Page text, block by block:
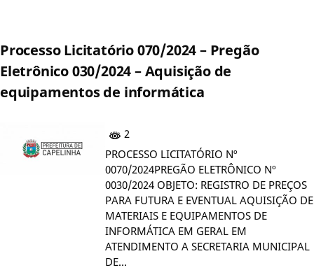
Processo Licitatório 070/2024 – Pregão
Eletrônico 030/2024 – Aquisição de
equipamentos de informática
2
PROCESSO LICITATÓRIO Nº
0070/2024PREGÃO ELETRÔNICO Nº
0030/2024 OBJETO: REGISTRO DE PREÇOS
PARA FUTURA E EVENTUAL AQUISIÇÃO DE
MATERIAIS E EQUIPAMENTOS DE
INFORMÁTICA EM GERAL EM
ATENDIMENTO A SECRETARIA MUNICIPAL
DE…